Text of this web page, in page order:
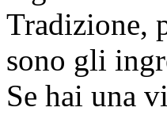
Tradizione,
sono gli
Se hai una